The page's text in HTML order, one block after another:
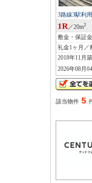
3路線3駅利
1R／20m2
敷金・保証
礼金1ヶ月／
2018年11月築
2026年08月
該当物件 5